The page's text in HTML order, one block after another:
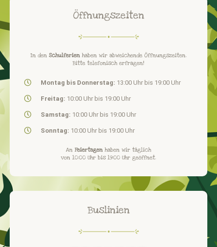
Öffnungszeiten
In den Schulferien haben wir abweichende Öffnungszeiten.
Bitte telefonisch erfragen!
Montag bis Donnerstag: 13:00 Uhr bis 19:00 Uhr
Freitag: 10:00 Uhr bis 19:00 Uhr
Samstag: 10:00 Uhr bis 19:00 Uhr
Sonntag: 10:00 Uhr bis 19:00 Uhr
An Feiertagen haben wir täglich
von 10:00 Uhr bis 19:00 Uhr geöffnet.
Buslinien